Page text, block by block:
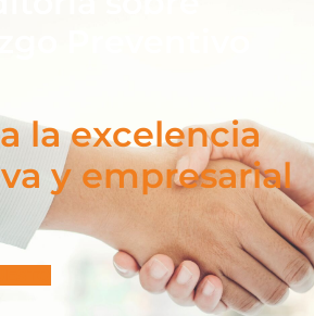
la excelencia
y empresarial